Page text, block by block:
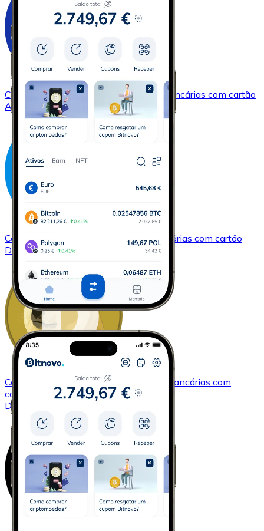
ComprarCardanocom transferência bancárias com cartão
ADA
ComprarDash com transferência bancárias com cartão
DASH
Comprar Dogecoincom transferência bancárias com
cartão
DOGE